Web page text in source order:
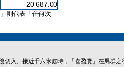
20,687.00
則代表「任何次
切入。接近千六米處時，「喜盈寶」在馬群